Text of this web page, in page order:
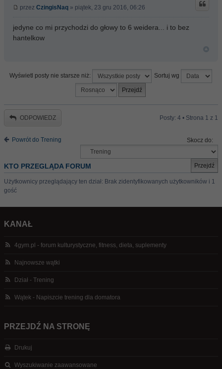
przez CzingisNaq » piątek, 23 gru 2016, 06:26
jedyne co mi przychodzi do głowy to 6 weidera... i to bez
hantelkow
Wyświetl posty nie starsze niż: Sortuj wg
ODPOWIEDZ Posty: 4 • Strona 1 z 1
Powrót do Trening Skocz do:
KTO PRZEGLĄDA FORUM
Użytkownicy przeglądający ten dział: Brak zidentyfikowanych użytkowników i 1
gość
KANAŁ
4gym.pl - forum kulturystyczne, fitness, dieta, suplementy
Najnowsze wątki
Dział - Trening
Wątek - Napiszcie trening dla domatora
PRZEJDŹ NA STRONĘ
Drukuj
Wyszukiwanie zaawansowane